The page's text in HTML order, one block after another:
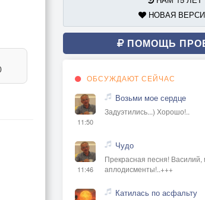
НОВАЯ
ПОМОЩЬ
ОБСУЖДАЮТ СЕЙЧАС
11:50
Возьми мое сердце
Задуэтились...) Хорошо!..
11:46
Чудо
Прекрасная песня! Василий,
аплодисменты!..+++
Катилась по асфальту